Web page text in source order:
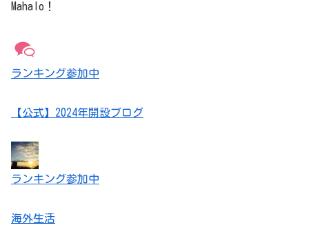
Mahalo！
ランキング参加中
【公式】2024年開設ブログ
ランキング参加中
海外生活